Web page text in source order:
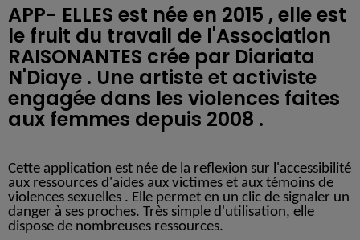
APP- ELLES est née en 2015 , elle est
le fruit du travail de l'Association
RAISONANTES crée par Diariata
N'Diaye . Une artiste et activiste
engagée dans les violences faites
aux femmes depuis 2008 .
Cette application est née de la reflexion sur l'accessibilité
aux ressources d'aides aux victimes et aux témoins de
violences sexuelles . Elle permet en un clic de signaler un
danger à ses proches. Très simple d'utilisation, elle
dispose de nombreuses ressources.